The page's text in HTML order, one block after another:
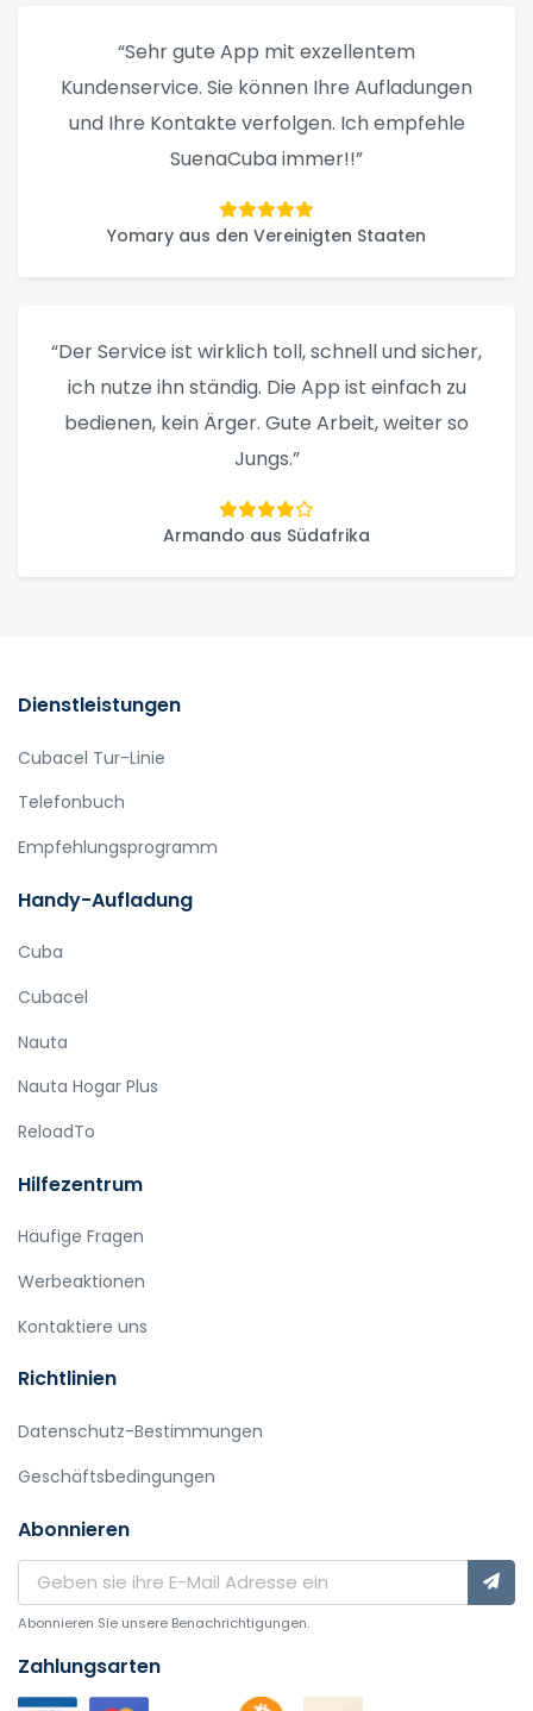
“Sehr gute App mit exzellentem
Kundenservice. Sie können Ihre Aufladungen
und Ihre Kontakte verfolgen. Ich empfehle
SuenaCuba immer!!”
Yomary aus den Vereinigten Staaten
“Der Service ist wirklich toll, schnell und sicher,
ich nutze ihn ständig. Die App ist einfach zu
bedienen, kein Ärger. Gute Arbeit, weiter so
Jungs.”
Armando aus Südafrika
Dienstleistungen
Cubacel Tur-Linie
Telefonbuch
Empfehlungsprogramm
Handy-Aufladung
Cuba
Cubacel
Nauta
Nauta Hogar Plus
ReloadTo
Hilfezentrum
Häufige Fragen
Werbeaktionen
Kontaktiere uns
Richtlinien
Datenschutz-Bestimmungen
Geschäftsbedingungen
Abonnieren
Abonnieren Sie unsere Benachrichtigungen.
Zahlungsarten